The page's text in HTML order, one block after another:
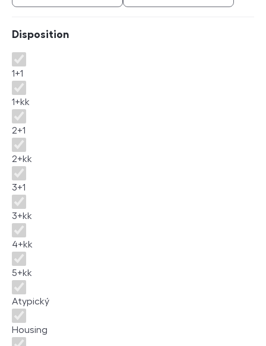
Disposition
Disposition
1+1
1+kk
2+1
2+kk
3+1
3+kk
4+kk
5+kk
Atypický
Housing